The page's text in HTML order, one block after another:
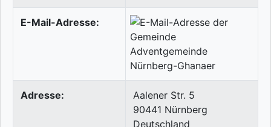
E-Mail-Adresse:
Adresse:
Aalener Str. 5
90441 Nürnberg
Deutschland